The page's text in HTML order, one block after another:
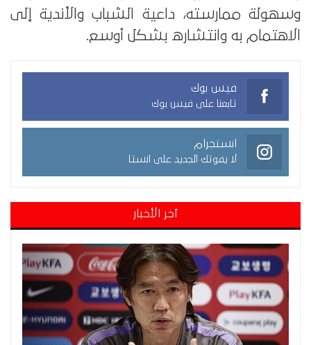
وسهولة ممارسته، داعية الشباب والأندية إلى
الاهتمام به وانتشاره بشكل أوسع.
فيس بوك
تابعنا على فيس بوك
انستجرام
لا يفوتك الجديد على انستا
آخر الأخبار